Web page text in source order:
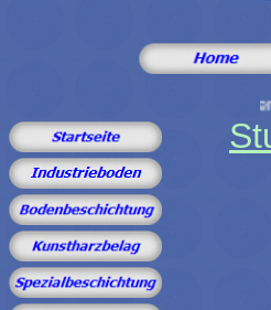
Ihr starker Partner für